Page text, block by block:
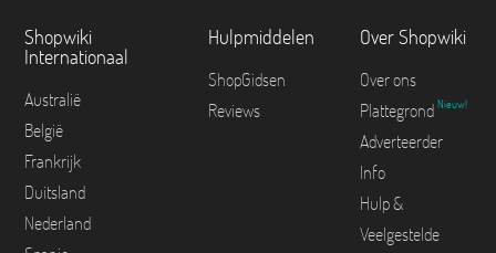
Shopwiki
Internationaal
Australië
België
Frankrijk
Duitsland
Nederland
Hulpmiddelen
ShopGidsen
Reviews
Over Shopwiki
Over ons
Plattegrond Nieuw!
Adverteerder
Info
Hulp &
Veelgestelde